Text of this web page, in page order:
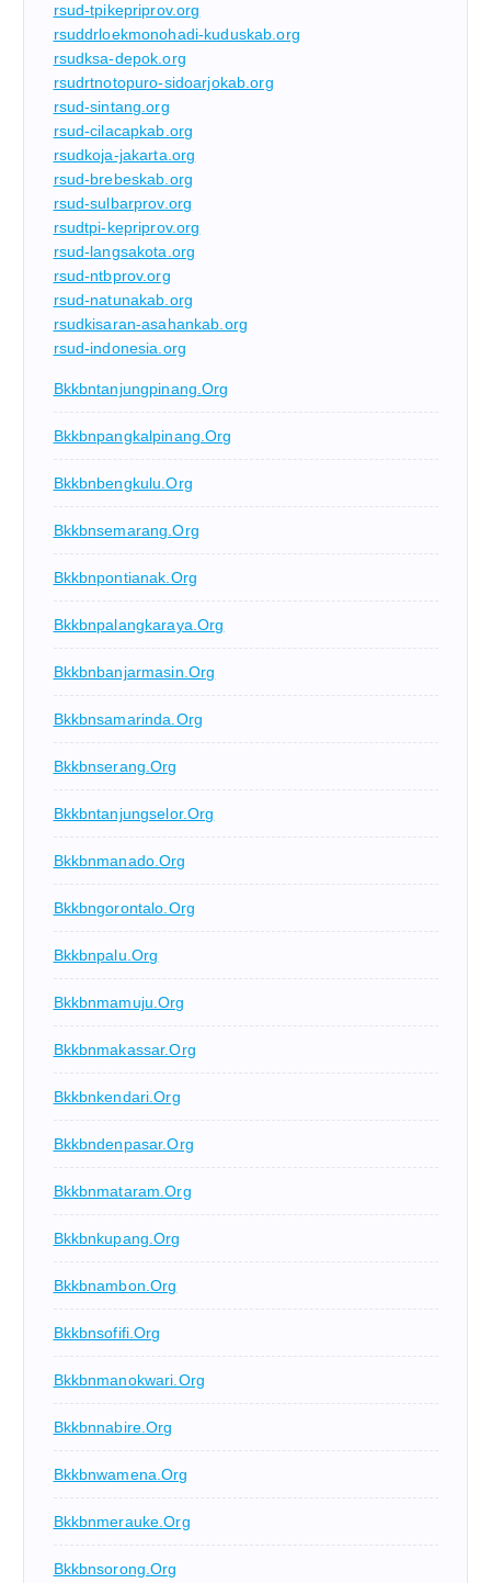
rsud-tpikepriprov.org
rsuddrloekmonohadi-kuduskab.org
rsudksa-depok.org
rsudrtnotopuro-sidoarjokab.org
rsud-sintang.org
rsud-cilacapkab.org
rsudkoja-jakarta.org
rsud-brebeskab.org
rsud-sulbarprov.org
rsudtpi-kepriprov.org
rsud-langsakota.org
rsud-ntbprov.org
rsud-natunakab.org
rsudkisaran-asahankab.org
rsud-indonesia.org
Bkkbntanjungpinang.org
Bkkbnpangkalpinang.org
Bkkbnbengkulu.org
Bkkbnsemarang.org
Bkkbnpontianak.org
Bkkbnpalangkaraya.org
Bkkbnbanjarmasin.org
Bkkbnsamarinda.org
Bkkbnserang.org
Bkkbntanjungselor.org
Bkkbnmanado.org
Bkkbngorontalo.org
Bkkbnpalu.org
Bkkbnmamuju.org
Bkkbnmakassar.org
Bkkbnkendari.org
Bkkbndenpasar.org
Bkkbnmataram.org
Bkkbnkupang.org
Bkkbnambon.org
Bkkbnsofifi.org
Bkkbnmanokwari.org
Bkkbnnabire.org
Bkkbnwamena.org
Bkkbnmerauke.org
Bkkbnsorong.org